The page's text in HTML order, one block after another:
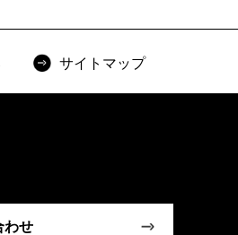
サイトマップ
わせ